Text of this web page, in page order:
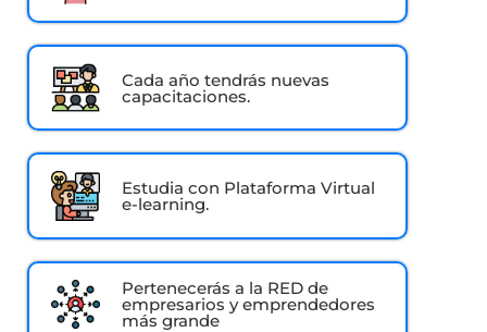
Cada año tendrás nuevas
capacitaciones.
Estudia con Plataforma Virtual
e-learning.
Pertenecerás a la RED de
empresarios y emprendedores
más grande